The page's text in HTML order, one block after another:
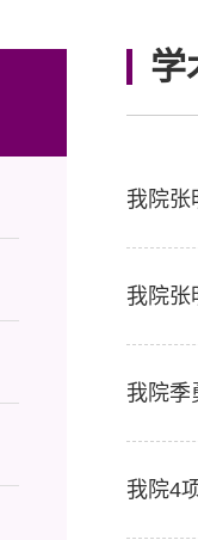
学
我院张
我院张
我院季
我院4